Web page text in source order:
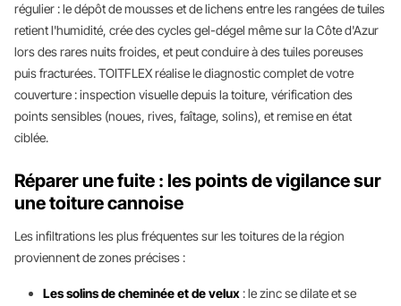
régulier : le dépôt de mousses et de lichens entre les rangées de tuiles
retient l'humidité, crée des cycles gel-dégel même sur la Côte d'Azur
lors des rares nuits froides, et peut conduire à des tuiles poreuses
puis fracturées. TOITFLEX réalise le diagnostic complet de votre
couverture : inspection visuelle depuis la toiture, vérification des
points sensibles (noues, rives, faîtage, solins), et remise en état
ciblée.
Réparer une fuite : les points de vigilance sur
une toiture cannoise
Les infiltrations les plus fréquentes sur les toitures de la région
proviennent de zones précises :
Les solins de cheminée et de velux: le zinc se dilate et se